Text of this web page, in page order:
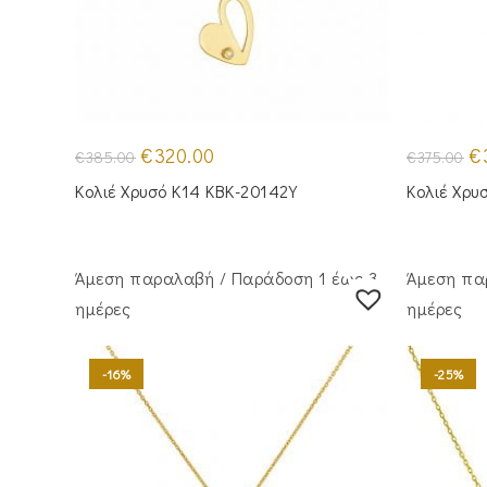
€385.00 Original
price
was:
€385.00.
€320.00
τιμή
είναι:
Κολιέ Χρυσό Κ14 KBK-20142Y
€375.00 €
Κολιέ
Άμεση παραλαβή / Παράδoση 1 έως 3
ημέρες
-16%
Άμεση
ημέρες
-25%